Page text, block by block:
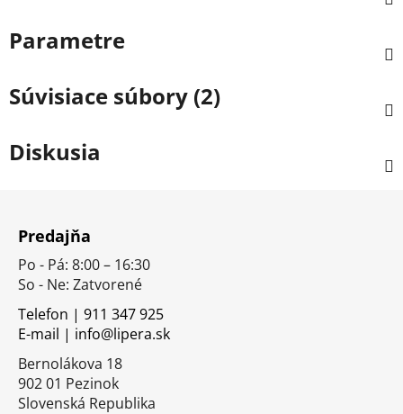
Parametre
Súvisiace súbory (2)
Diskusia
Predajňa
Po - Pá: 8:00 – 16:30
So - Ne: Zatvorené
Telefon | 911 347 925
E-mail | info@lipera.sk
Bernolákova 18
902 01 Pezinok
Slovenská Republika